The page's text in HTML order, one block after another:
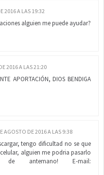
2016 A LAS 19:32
alguien me puede ayudar?
2016 A LAS 21:20
APORTACIÓN, DIOS BENDIGA
AGOSTO DE 2016 A LAS 9:38
tengo dificultad no se que
alguien me podria pasarlo
antemano! E-mail: